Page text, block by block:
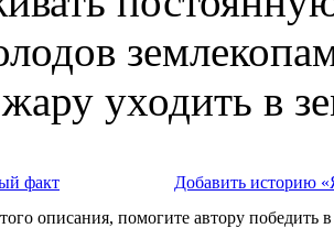
уходить в
факт
Добавить историю
описания, помогите автору победить